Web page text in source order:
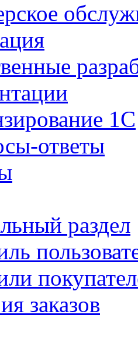
1С
ответы
раздел
заказов